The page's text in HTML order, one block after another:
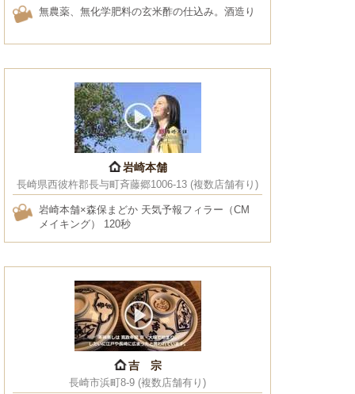
無農薬、無化学肥料の玄米酢の仕込み。酒造り
岩崎本舗
長崎県西彼杵郡長与町斉藤郷1006-13 (複数店舗有り)
岩崎本舗×森保まどか 天気予報フィラー（CM
メイキング） 120秒
吉 宗
長崎市浜町8-9 (複数店舗有り)